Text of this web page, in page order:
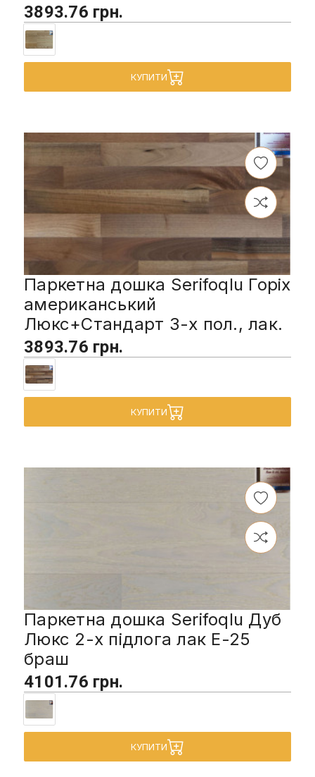
3893.76 грн.
КУПИТИ
Паркетна дошка Serifoqlu Горіх
американський
Люкс+Стандарт 3-х пол., лак.
3893.76 грн.
КУПИТИ
Паркетна дошка Serifoqlu Дуб
Люкс 2-х підлога лак E-25
браш
4101.76 грн.
КУПИТИ